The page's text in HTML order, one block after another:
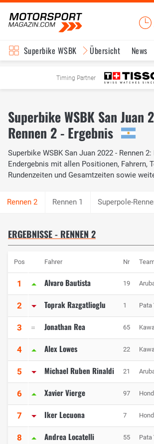
Superbike WSBK Übersicht News
Timing Partner
Superbike WSBK San Juan
Rennen 2 - Ergebnis
Superbike WSBK San Juan 2022 - Rennen
Endergebnis mit allen Positionen, Fahrern,
Rundenzeiten und Gesamtzeiten sowie
Rennen 1 Superpole-
ERGEBNISSE - RENNEN 2
Pos Fahrer Nr
1 Alvaro Bautista 19
2 Toprak Razgatlioglu 1 Pata
3 Jonathan Rea 65
4 Alex Lowes 22
5 Michael Ruben Rinaldi 21
6 Xavier Vierge 97
7 Iker Lecuona 7
8 Andrea Locatelli 55 Pata